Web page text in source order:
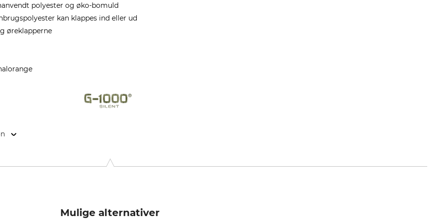
polyester og øko-bomuld
kan klappes ind eller ud
øreklapperne
Mulige alternativer